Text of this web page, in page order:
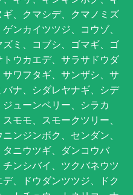
、クマシデ、クマノミズ
ンカイツツジ、コウゾ、
ミ、コブシ、ゴマギ、ゴ
ウカエデ、サラサドウダ
ワフタギ、サンザシ、サ
ナ、シダレヤナギ、シデ
ューンベリー、シラカ
モモ、スモークツリー、
ンジンボク、センダン、
ニウツギ、ダンコウバ
ンシバイ、ツクバネウツ
、ドウダンツツジ、ドク